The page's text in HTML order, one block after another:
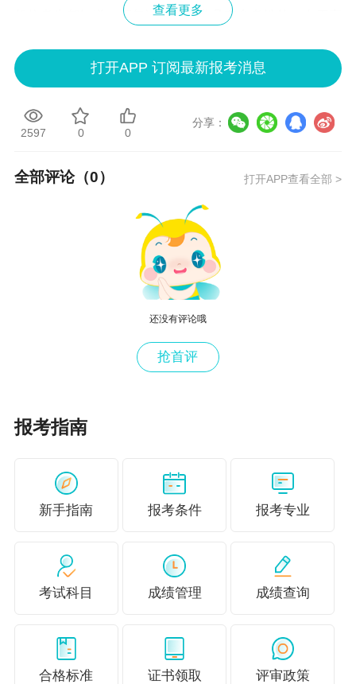
相信考生都知道，历年试题是非常具有参考性的，由于高
考价值了，小编建议考生在学过高级经济师教材后在做试
正保会计网校为各位考生准备了2020年高级经济师的试
题，更有网校辅导老师的试题解读，手把手带你分析试
（考生回忆
考情分析 考点点评
考情分析
管理
财政税收 考情分析
试题考点点老师点评视
◆高级经济师复习资料大礼包
级经济师学习资料大礼包，无论是考试、评审政策、还是
备考建议、复习资料，这里统统都有！此外更有免费课件
查看更多
打开APP 订阅最新报考消息
2597 0 0
分享：
全部评论（0） 打开APP查看全部 >
还没有评论哦
抢首评
报考指南
新手指南 报考条件 报考专业
考试科目 成绩管理 成绩查询
合格标准 证书领取 评审政策